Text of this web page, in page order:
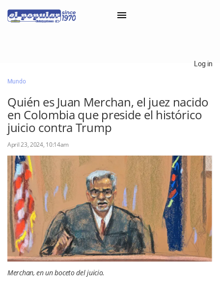
Classifieds
Categorías
Iniciar sesión con Clascal
×
Log in
Mundo
Quién es Juan Merchan, el juez nacido
en Colombia que preside el histórico
juicio contra Trump
April 23, 2024, 10:14am
Merchan, en un boceto del juicio.